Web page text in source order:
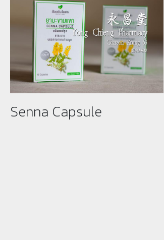
Senna Capsule